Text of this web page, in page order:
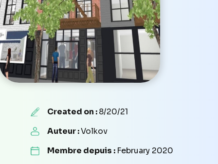
Created on :8/20/21
Auteur :Volkov
Membre depuis : February 2020